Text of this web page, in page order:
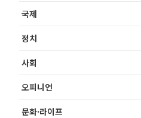
국제
정치
사회
오피니언
문화·라이프